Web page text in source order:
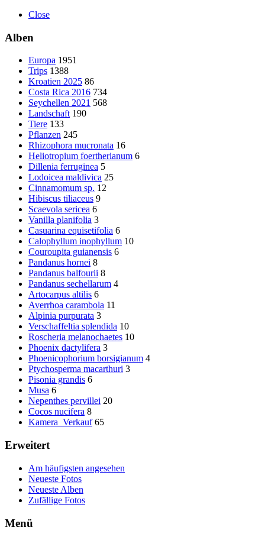
Close
Alben
Europa 1951
Trips 1388
Kroatien 2025 86
Costa Rica 2016 734
Seychellen 2021 568
Landschaft 190
Tiere 133
Pflanzen 245
Rhizophora mucronata 16
Heliotropium foertherianum 6
Dillenia ferruginea 5
Lodoicea maldivica 25
Cinnamomum sp. 12
Hibiscus tiliaceus 9
Scaevola sericea 6
Vanilla planifolia 3
Casuarina equisetifolia 6
Calophyllum inophyllum 10
Couroupita guianensis 6
Pandanus hornei 8
Pandanus balfourii 8
Pandanus sechellarum 4
Artocarpus altilis 6
Averrhoa carambola 11
Alpinia purpurata 3
Verschaffeltia splendida 10
Roscheria melanochaetes 10
Phoenix dactylifera 3
Phoenicophorium borsigianum 4
Ptychosperma macarthuri 3
Pisonia grandis 6
Musa 6
Nepenthes pervillei 20
Cocos nucifera 8
Kamera_Verkauf 65
Erweitert
Am häufigsten angesehen
Neueste Fotos
Neueste Alben
Zufällige Fotos
Menü